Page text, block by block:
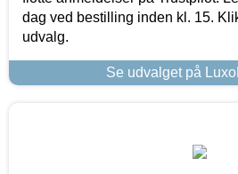
dag ved bestilling inden kl. 15.
udvalg.
Se udvalget på